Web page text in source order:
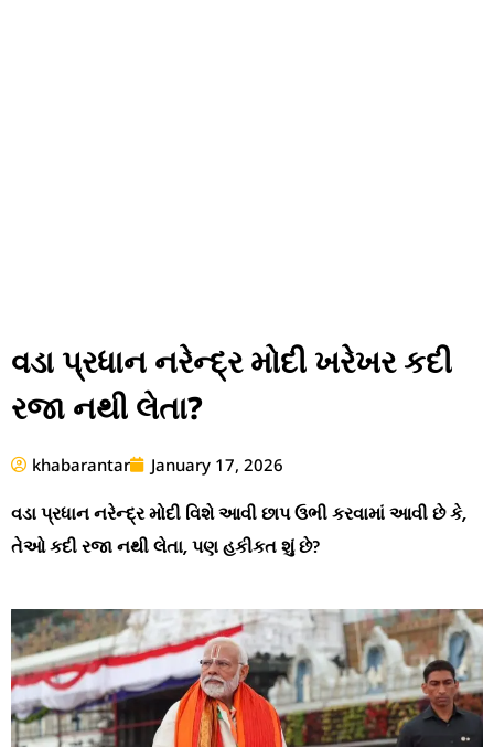
વડા પ્રધાન નરેન્દ્ર મોદી ખરેખર કદી
રજા નથી લેતા?
khabarantar January 17, 2026
વડા પ્રધાન નરેન્દ્ર મોદી વિશે આવી છાપ ઉભી કરવામાં આવી છે કે,
તેઓ કદી રજા નથી લેતા, પણ હકીકત શું છે?